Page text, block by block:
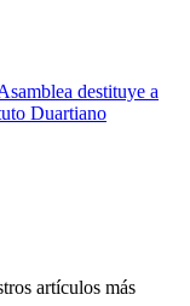
destituye a
Duartiano
artículos más